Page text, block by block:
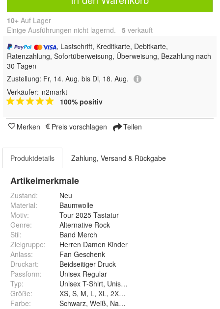
10+ Auf Lager
Einige Ausführungen nicht lagernd. 5 verkauft
, Lastschrift, Kreditkarte, Debitkarte,
Ratenzahlung, Sofortüberweisung, Überweisung, Bezahlung nach
30 Tagen
Zustellung: Fr, 14. Aug. bis Di, 18. Aug.
Verkäufer: n2markt
100% positiv
Merken Preis vorschlagen Teilen
Produktdetails Zahlung, Versand & Rückgabe
Artikelmerkmale
Zustand:
Neu
Material:
Baumwolle
Motiv:
Tour 2025 Tastatur
Genre:
Alternative Rock
Stil:
Band Merch
Zielgruppe:
Herren Damen Kinder
Anlass:
Fan Geschenk
Druckart:
Beidseitiger Druck
Passform:
Unisex Regular
Typ:
Größe:
Farbe: Schwarz, Weiß, Navy, Rot, Burgundy, Bottle